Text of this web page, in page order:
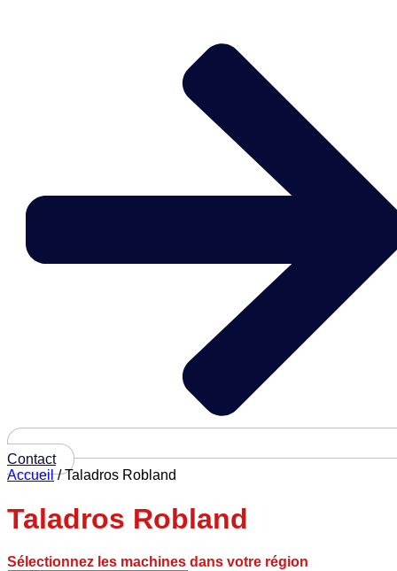
Contact
Accueil/ Taladros Robland
Taladros Robland
Sélectionnez les machines dans votre région